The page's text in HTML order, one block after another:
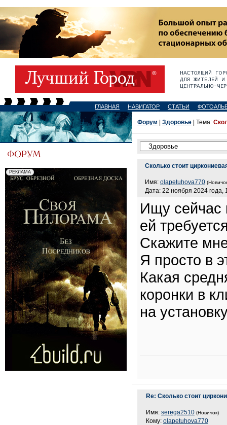
ГЛАВНАЯ НАВИГАТОР СТАТЬИ
Форум Здоровье | Тема:
Сколько стоит
Имя: olapetuhova770
Дата: 22 ноября 2024 года,
Ищу сейчас
ей
Скажите
Я просто в
Какая
коронки в
на
Re: Сколько стоит
Имя: serega2510 (Новичок)
Кому: olapetuhova770